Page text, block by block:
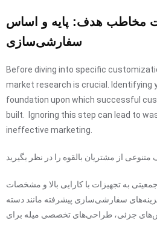
مخاطب هدف: پایه و اساس
سفارشی‌سازی
Before diving into specific
market research is crucial. Identifying
foundation upon which successful
built. Ignoring this step can lead to
ineffective marketing.
به تجهیزات با کارایی بالا و مشخصات
سفارشی‌سازی پیشرفته مانند دسته
جزئی، طراحی‌های تخصصی میله برای